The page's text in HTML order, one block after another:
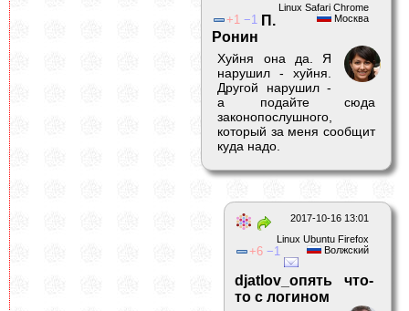
Linux Safari Chrome
Москва
1 1
П.
Ронин
Хуйня она да. Я
нарушил - хуйня.
Другой нарушил -
а подайте сюда
законопослушного,
который за меня сообщит
куда надо.
2017-10-16 13:01
Linux Ubuntu Firefox
Волжский
6 1
djatlov_опять что-
то с логином